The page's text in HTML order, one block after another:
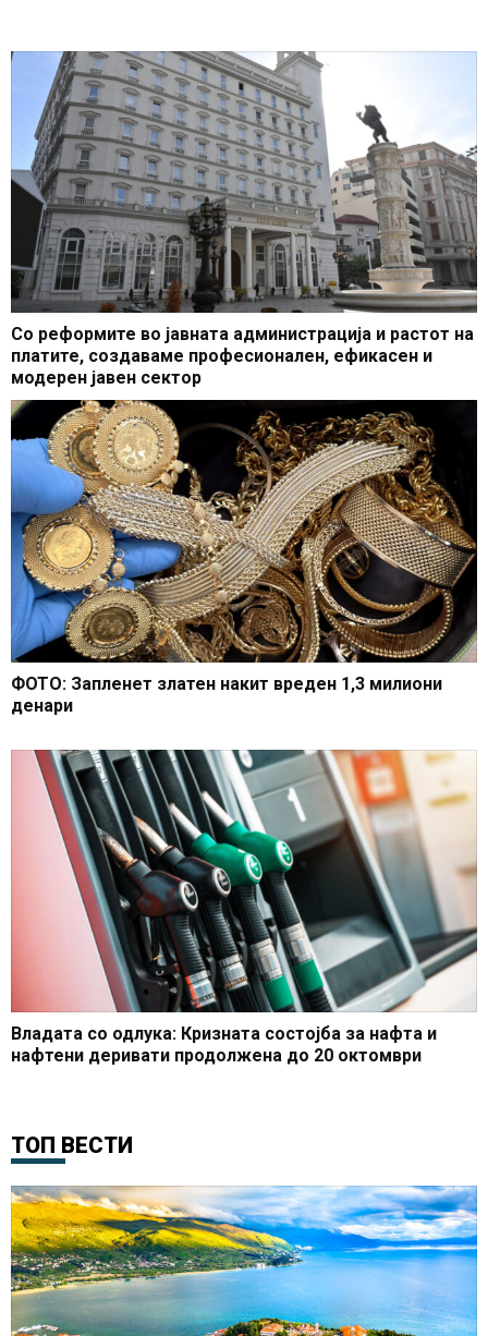
Со реформите во јавната администрација и растот на
платите, создаваме професионален, ефикасен и
модерен јавен сектор
ФОТО: Запленет златен накит вреден 1,3 милиони
денари
Владата со одлука: Кризната состојба за нафта и
нафтени деривати продолжена до 20 октомври
ТОП ВЕСТИ